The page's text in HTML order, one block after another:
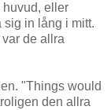
huvud, eller
sig in lång i mitt.
de allra
"Things would
den allra